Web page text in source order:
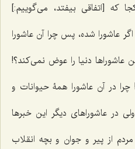
که [اتفاقی بیفتد، می‌گوییم:]
عاشورا شده، پس چرا آن عاشورا
عاشوراها دنیا را عوض نمی‌کند؟!
در آن عاشورا همۀ حیوانات و
در عاشوراهای دیگر این خبرها
از پیر و جوان و بچه انقلاب